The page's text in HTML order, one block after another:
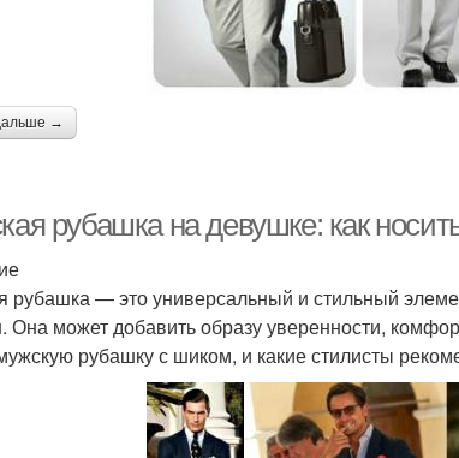
→
рубашка на девушке: как
рубашка — это универсальный и стильный
может добавить образу уверенности,
рубашку с шиком, и какие стилисты